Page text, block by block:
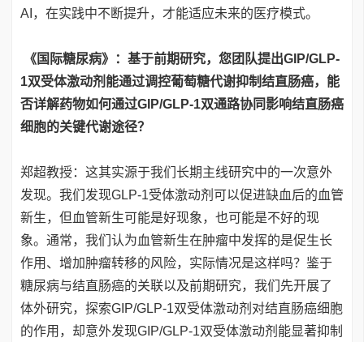
AI，在实践中不断提升，才能适应未来的医疗模式。
《国际糖尿病》：基于前期研究，您团队提出GIP/GLP-
1双受体激动剂能通过调控葡萄糖代谢抑制结直肠癌，能
否详解药物如何通过GIP/GLP-1双通路协同影响结直肠癌
细胞的关键代谢途径？
郑超教授：这其实源于我们长期主线研究中的一次意外
发现。我们发现GLP-1受体激动剂可以促进缺血后的血管
新生，但血管新生可能是好现象，也可能是不好的现
象。通常，我们认为血管新生在肿瘤中发挥的是促生长
作用、增加肿瘤转移的风险，实际情况是这样吗？鉴于
糖尿病与结直肠癌的关联以及前期研究，我们先开展了
体外研究，探索GIP/GLP-1双受体激动剂对结直肠癌细胞
的作用，却意外发现GIP/GLP-1双受体激动剂能显著抑制